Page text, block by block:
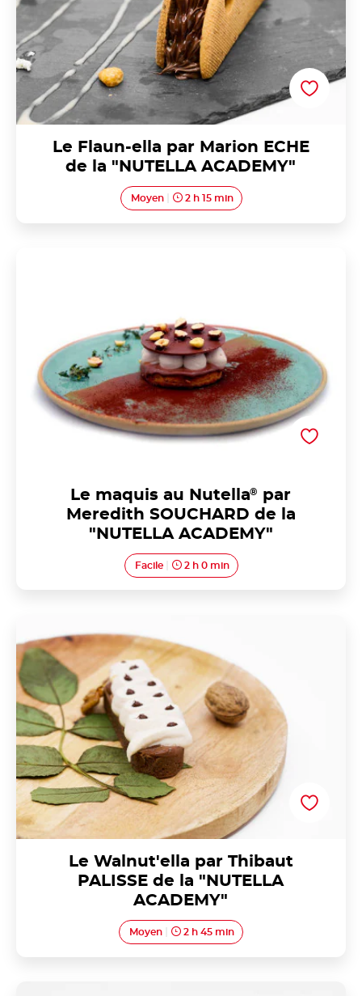
Le Flaun-ella par Marion ECHE
de la "NUTELLA ACADEMY"
Moyen 2 h 15 min
Le maquis au Nutella®
par
Meredith SOUCHARD de la
"NUTELLA ACADEMY"
Facile 2 h 0 min
ACADEMY"
Le Walnut'ella par Thibaut
PALISSE de la "NUTELLA
ACADEMY"
Moyen 2 h 45 min